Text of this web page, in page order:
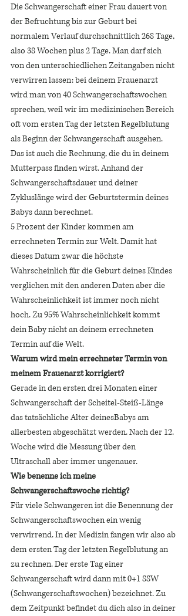
Die Schwangerschaft einer Frau dauert von
der Befruchtung bis zur Geburt bei
normalem Verlauf durchschnittlich 268 Tage,
also 38 Wochen plus 2 Tage. Man darf sich
von den unterschiedlichen Zeitangaben nicht
verwirren lassen: bei deinem Frauenarzt
wird man von 40 Schwangerschaftswochen
sprechen, weil wir im medizinischen Bereich
oft vom ersten Tag der letzten Regelblutung
als Beginn der Schwangerschaft ausgehen.
Das ist auch die Rechnung, die du in deinem
Mutterpass finden wirst. Anhand der
Schwangerschaftsdauer und deiner
Zykluslänge wird der Geburtstermin deines
Babys dann berechnet.
5 Prozent der Kinder kommen am
errechneten Termin zur Welt. Damit hat
dieses Datum zwar die höchste
Wahrscheinlich für die Geburt deines Kindes
verglichen mit den anderen Daten aber die
Wahrscheinlichkeit ist immer noch nicht
hoch. Zu 95% Wahrscheinlichkeit kommt
dein Baby nicht an deinem errechneten
Termin auf die Welt.
Warum wird mein errechneter Termin von
meinem Frauenarzt korrigiert?
Gerade in den ersten drei Monaten einer
Schwangerschaft der Scheitel-Steiß-Länge
das tatsächliche Alter deinesBabys am
allerbesten abgeschätzt werden. Nach der 12.
Woche wird die Messung über den
Ultraschall aber immer ungenauer.
Wie benenne ich meine
Schwangerschaftswoche richtig?
Für viele Schwangeren ist die Benennung der
Schwangerschaftswochen ein wenig
verwirrend. In der Medizin fangen wir also ab
dem ersten Tag der letzten Regelblutung an
zu rechnen. Der erste Tag einer
Schwangerschaft wird dann mit 0+1 SSW
(Schwangerschaftswochen) bezeichnet. Zu
dem Zeitpunkt befindet du dich also in deiner